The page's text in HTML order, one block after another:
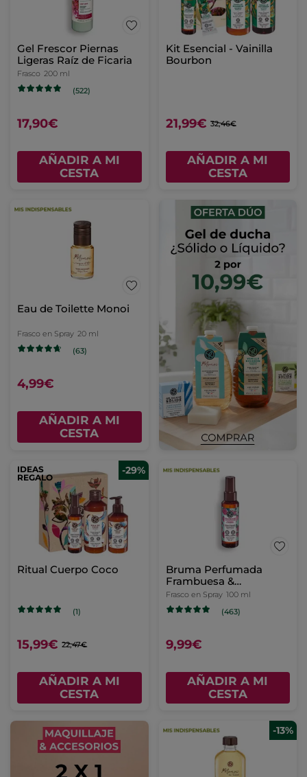
Gel Frescor Piernas
Ligeras Raíz de Ficaria
Frasco 200 ml
(522)
17,90€
AÑADIR A MI
CESTA
Kit Esencial - Vainilla
Bourbon
21,99€ 32,46€
AÑADIR A MI
CESTA
Eau de Toilette Monoi
Frasco en Spray 20 ml
(63)
4,99€
AÑADIR A MI
CESTA
IDEAS
REGALO
-29%
Ritual Cuerpo Coco
(1)
15,99€ 22,47€
AÑADIR A MI
CESTA
Bruma Perfumada
Frambuesa &
Hierbabuena
Frasco en Spray 100 ml
(463)
9,99€
AÑADIR A MI
CESTA
-13%